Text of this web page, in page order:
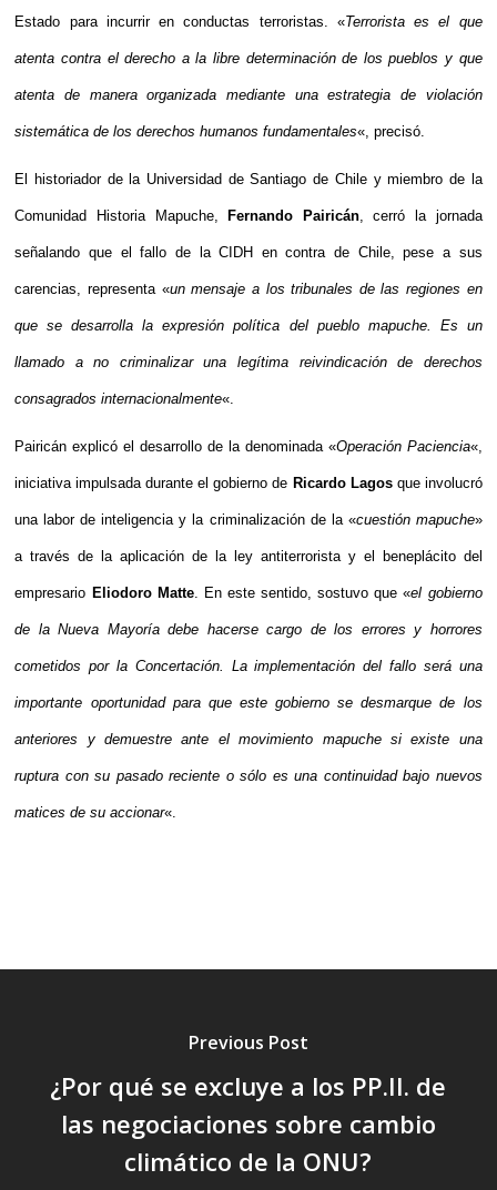
Estado para incurrir en conductas terroristas. «Terrorista es el que
atenta contra el derecho a la libre determinación de los pueblos y que
atenta de manera organizada mediante una estrategia de violación
sistemática de los derechos humanos fundamentales«, precisó.
El historiador de la Universidad de Santiago de Chile y miembro de la
Comunidad Historia Mapuche, Fernando Pairicán, cerró la jornada
señalando que el fallo de la CIDH en contra de Chile, pese a sus
carencias, representa «un mensaje a los tribunales de las regiones en
que se desarrolla la expresión política del pueblo mapuche. Es un
llamado a no criminalizar una legítima reivindicación de derechos
consagrados internacionalmente«.
Pairicán explicó el desarrollo de la denominada «Operación Paciencia«,
iniciativa impulsada durante el gobierno de Ricardo Lagosque involucró
una labor de inteligencia y la criminalización de la «cuestión mapuche»
a través de la aplicación de la ley antiterrorista y el beneplácito del
empresario Eliodoro Matte. En este sentido, sostuvo que «el gobierno
de la Nueva Mayoría debe hacerse cargo de los errores y horrores
cometidos por la Concertación. La implementación del fallo será una
importante oportunidad para que este gobierno se desmarque de los
anteriores y demuestre ante el movimiento mapuche si existe una
ruptura con su pasado reciente o sólo es una continuidad bajo nuevos
matices de su accionar«.
Previous Post
¿Por qué se excluye a los PP.II. de
las negociaciones sobre cambio
climático de la ONU?